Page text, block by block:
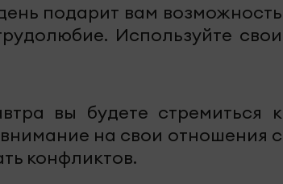
подарит вам возможность
Используйте свои
вы будете стремиться к
на свои отношения с
конфликтов.